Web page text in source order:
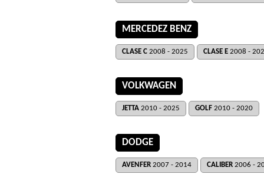
MERCEDEZ BENZ
CLASE C 2008 - 2025 CLASE E 2008 -
VOLKWAGEN
JETTA 2010 - 2025 GOLF 2010 - 2020
DODGE
AVENFER 2007 - 2014 CALIBER 2006 -